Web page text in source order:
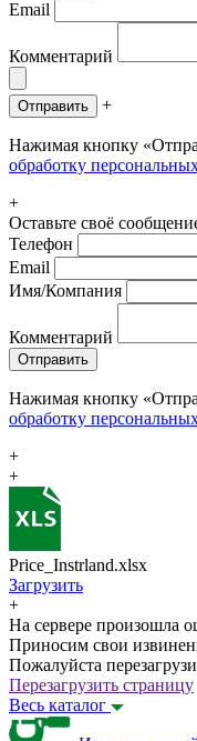
Email
Комментарий
Отправить +
Нажимая кнопку
обработку
+
Оставьте своё
Телефон
Email
Имя/Компания
Комментарий
Отправить
Нажимая кнопку
обработку
+
+
Price_Instrland.xlsx
Загрузить
+
На сервере произошла
Приносим свои
Пожалуйста
Перезагрузить страницу
Весь каталог